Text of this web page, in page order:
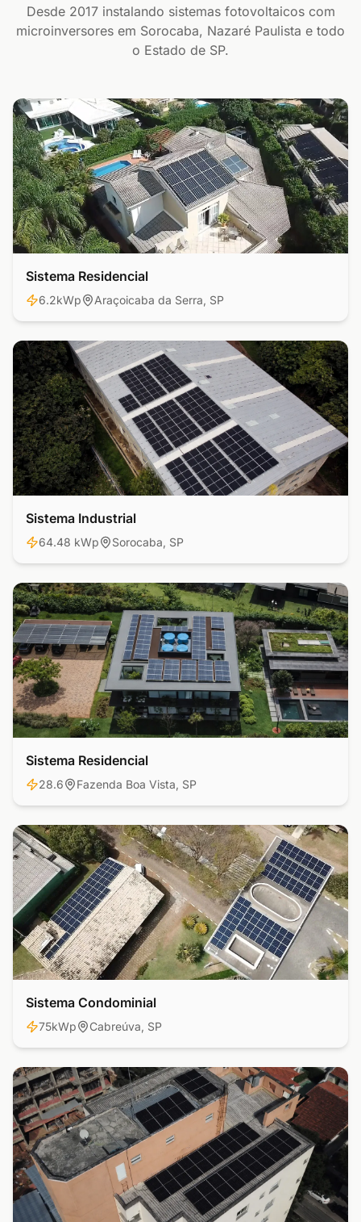
Desde 2017 instalando sistemas fotovoltaicos com
microinversores em Sorocaba, Nazaré Paulista e todo
o Estado de SP.
Residencial
Sistema Residencial
6.2kWp Araçoicaba da Serra, SP
Industrial
Sistema Industrial
64.48 kWp Sorocaba, SP
Residencial
Sistema Residencial
28.6 Fazenda Boa Vista, SP
Residencial
Sistema Condominial
75kWp Cabreúva, SP